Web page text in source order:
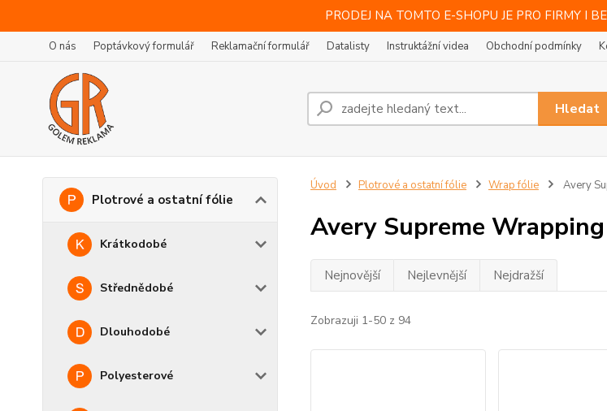
PRODEJ NA TOMTO E-SHOPU JE PRO FIRMY I
O nás Poptávkový formulář Reklamační formulář Datalisty Instruktážní videa Obchodní podmínky
Hledat
Plotrové a ostatní fólie
Krátkodobé
Střednědobé
Dlouhodobé
Polyesterové
Úvod Plotrové a ostatní fólie Wrap fólie Avery
Avery Supreme
Nejnovější Nejlevnější Nejdražší
Zobrazuji 1-50 z 94